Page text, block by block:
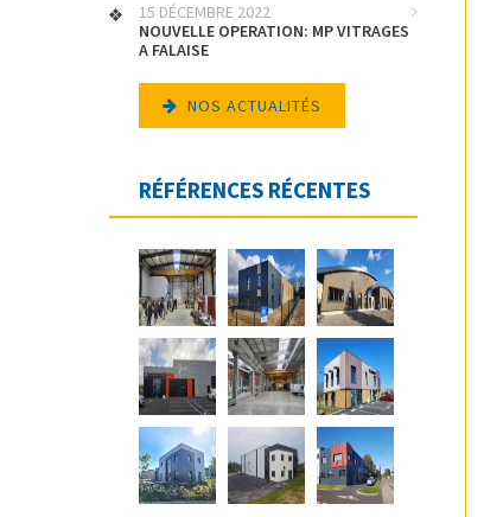
15 DÉCEMBRE 2022
NOUVELLE OPERATION: MP VITRAGES
A FALAISE
NOS ACTUALITÉS
RÉFÉRENCES RÉCENTES